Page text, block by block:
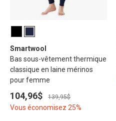
Smartwool
Bas sous-vêtement thermique
classique en laine mérinos
pour femme
104,96$ 139,95$
Vous économisez 25%